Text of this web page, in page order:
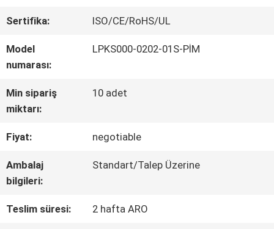
GÖSTERISI
HAKKIMIZDA
FABRIKA
TURU
KALITE
KONTROL
Sertifika: ISO/CE/RoHS/UL
Model
numarası:
LPKS000-0202-01S-PİM
Min sipariş
miktarı:
10 adet
Fiyat: negotiable
Ambalaj
bilgileri:
Standart/Talep Üzerine
Teslim süresi: 2 hafta ARO